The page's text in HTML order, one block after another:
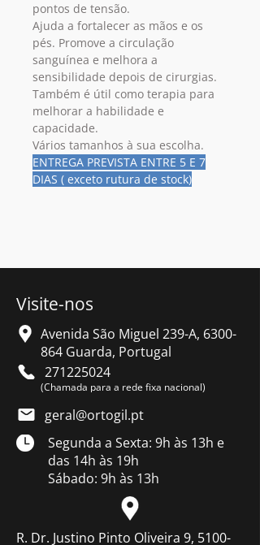
pontos de tensão.
Ajuda a fortalecer as mãos e os
pés. Promove a circulação
sanguínea e melhora a
sensibilidade depois de cirurgias.
Também é útil como terapia para
melhorar a habilidade e
capacidade.
Vários tamanhos à sua escolha.
ENTREGA PREVISTA ENTRE 5 E 7
DIAS ( exceto rutura de stock)
Visite-nos
Avenida São Miguel 239-A, 6300-
864 Guarda, Portugal
271225024
(Chamada para a rede fixa nacional)
geral@ortogil.pt
Segunda a Sexta: 9h às 13h e
das 14h às 19h
Sábado: 9h às 13h
R. Dr. Justino Pinto Oliveira 9, 5100-